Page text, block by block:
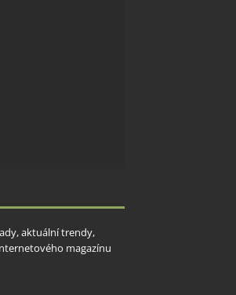
aktuální trendy,
magazínu